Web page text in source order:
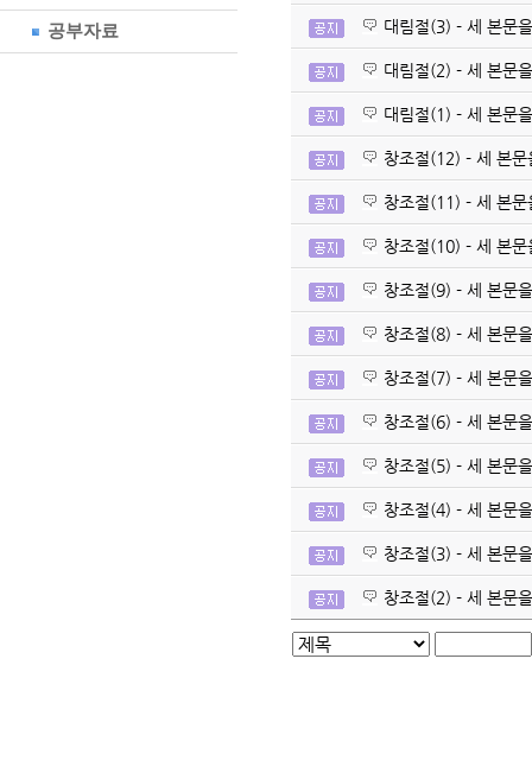
공부자료 대림절(3) - 세 본문
대림절(2) - 세 본문
대림절(1) - 세 본문
창조절(12) - 세 본
창조절(11) - 세 본문
창조절(10) - 세 본문
창조절(9) - 세 본문
창조절(8) - 세 본문
창조절(7) - 세 본문
창조절(6) - 세 본문
창조절(5) - 세 본문
창조절(4) - 세 본문
창조절(3) - 세 본문
창조절(2) - 세 본문